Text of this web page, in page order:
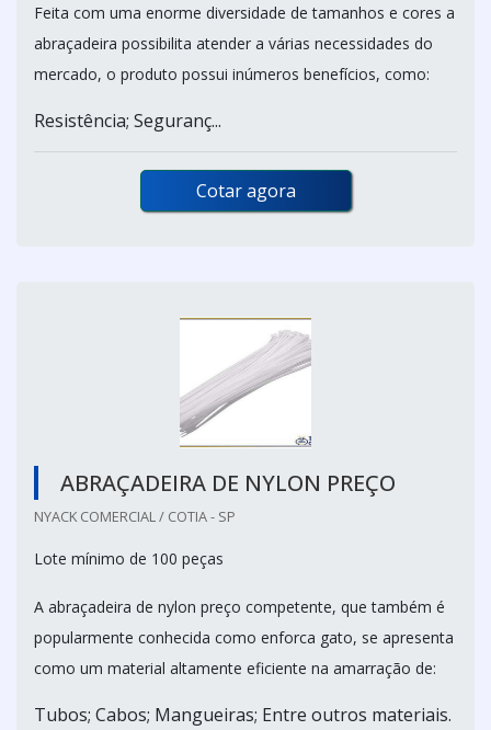
Feita com uma enorme diversidade de tamanhos e cores a
abraçadeira possibilita atender a várias necessidades do
mercado, o produto possui inúmeros benefícios, como:
Resistência; Seguranç...
Cotar agora
ABRAÇADEIRA DE NYLON PREÇO
NYACK COMERCIAL / COTIA - SP
Lote mínimo de 100 peças
A abraçadeira de nylon preço competente, que também é
popularmente conhecida como enforca gato, se apresenta
como um material altamente eficiente na amarração de:
Tubos; Cabos; Mangueiras; Entre outros materiais.